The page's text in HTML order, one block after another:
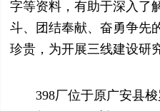
字等资料，有助于深入了
斗、团结奉献、奋勇争先
珍贵，为开展三线建设研
398厂位于原广安县梭